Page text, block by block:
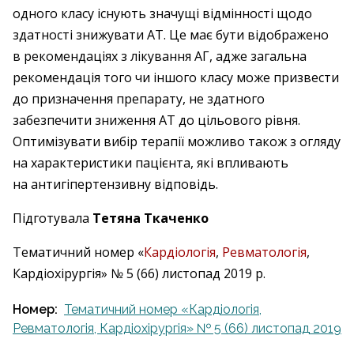
одного класу існують значущі відмінності щодо
здатності знижувати АТ. Це має бути відображено
в рекомендаціях з лікування АГ, адже загальна
рекомендація того чи іншого класу може призвести
до призначення препарату, не здатного
забезпечити зниження АТ до цільового рівня.
Оптимізувати вибір терапії можливо також з огляду
на характеристики пацієнта, які впливають
на антигіпертензивну відповідь.
Підготувала Тетяна Ткаченко
Тематичний номер «Кардіологія, Ревматологія,
Кардіохірургія» № 5 (66) листопад 2019 р.
Номер: Тематичний номер «Кардіологія,
Ревматологія, Кардіохірургія» № 5 (66) листопад 2019